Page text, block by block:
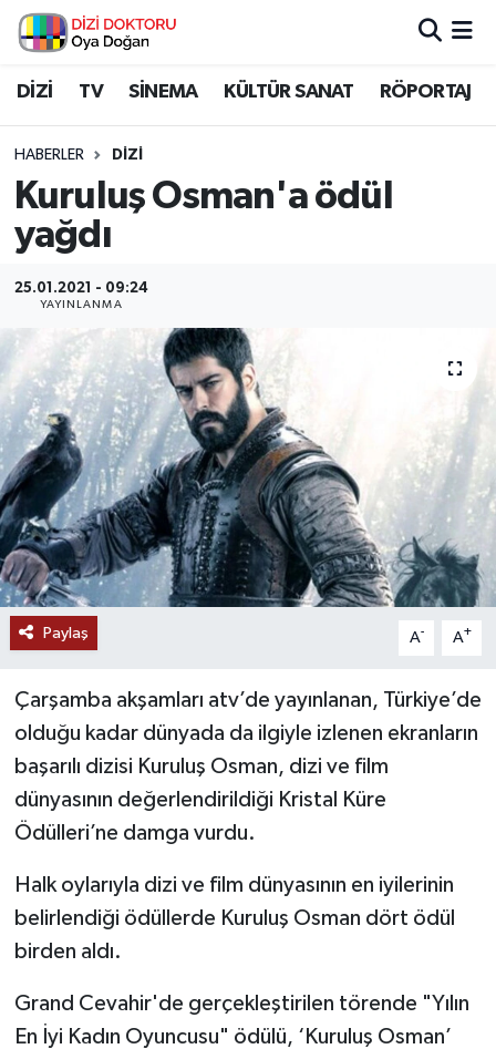
DİZİ TV SİNEMA KÜLTÜR SANAT RÖPORTAJ
HABERLER DİZİ
Kuruluş Osman'a ödül
yağdı
25.01.2021 - 09:24
YAYINLANMA
Paylaş A- A+
Çarşamba akşamları atv’de yayınlanan, Türkiye’de
olduğu kadar dünyada da ilgiyle izlenen ekranların
başarılı dizisi Kuruluş Osman, dizi ve film
dünyasının değerlendirildiği Kristal Küre
Ödülleri’ne damga vurdu.
Halk oylarıyla dizi ve film dünyasının en iyilerinin
belirlendiği ödüllerde Kuruluş Osman dört ödül
birden aldı.
Grand Cevahir'de gerçekleştirilen törende "Yılın
En İyi Kadın Oyuncusu" ödülü, ‘Kuruluş Osman’
İstanbul Nöbetçi Eczaneler
İstanbul Namaz Vakitleri
İstanbul Trafik Yoğunluk Haritası
Süper Lig Puan Durumu ve Fikstür
Tüm Manşetler
Son Dakika Haberleri
Haber Arşivi